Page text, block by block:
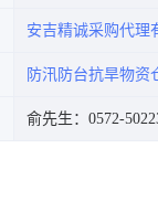
安吉精诚采购代理
防汛防台抗旱物资
俞先生：0572-